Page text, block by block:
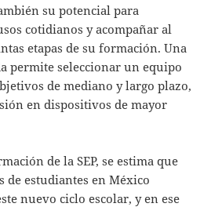
su potencial para
cotidianos y acompañar al
etapas de su formación. Una
permite seleccionar un equipo
de mediano y largo plazo,
en dispositivos de mayor
de la SEP, se estima que
de estudiantes en México
nuevo ciclo escolar, y en ese